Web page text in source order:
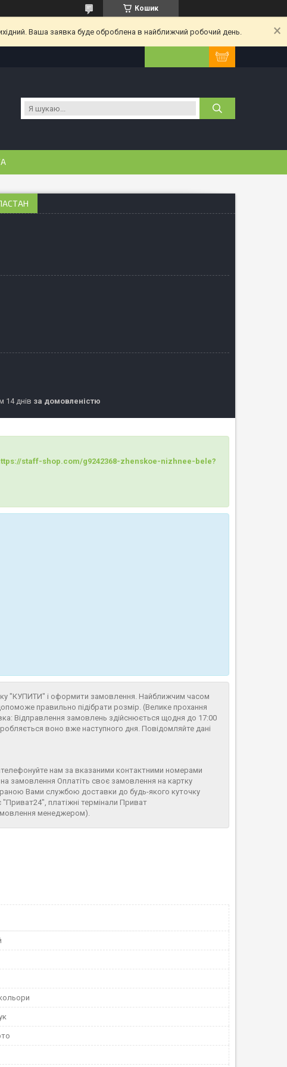
Кошик
Ваша заявка буде оброблена в найближчий робочий день.
14 днів за домовленістю
staff-shop.com/g9242368-zhenskoe-nizhnee-bele?
"КУПИТИ" і оформити замовлення. Найближчим часом
правильно підібрати розмір. (Велике прохання
Відправлення замовлень здійснюється щодня до 17:00
воно вже наступного дня. Повідомляйте дані
нам за вказаними контактними номерами
замовлення Оплатіть своє замовлення на картку
Вами службою доставки до будь-якого куточку
платіжні термінали Приват
менеджером).
кольори